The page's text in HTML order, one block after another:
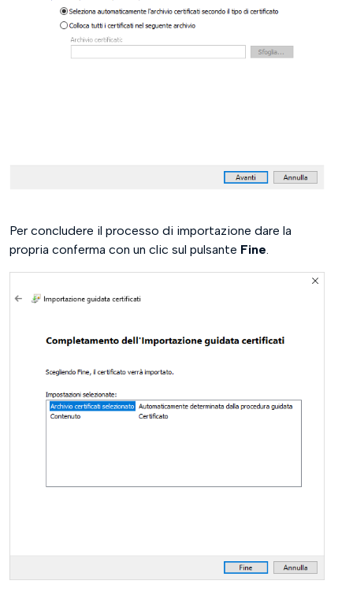
Per concludere il processo di importazione dare la
propria conferma con un clic sul pulsante Fine